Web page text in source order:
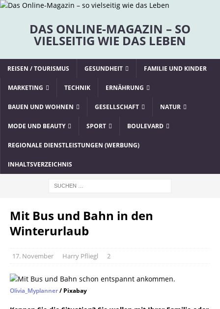
DAS ONLINE-MAGAZIN – SO
VIELSEITIG WIE DAS LEBEN
REISEN / TOURISMUS GESUNDHEIT FAMILIE UND KINDER
MARKETING TECHNIK ERNÄHRUNG
BAUEN UND WOHNEN GESELLSCHAFT NATUR
MODE UND BEAUTY SPORT BOULEVARD
REGIONALE DIENSTLEISTUNGEN (WERBUNG)
INHALTSVERZEICHNIS
Mit Bus und Bahn in den
Winterurlaub
17. November Harry Pfliegl 2
Olivia_Myplanner/ Pixabay